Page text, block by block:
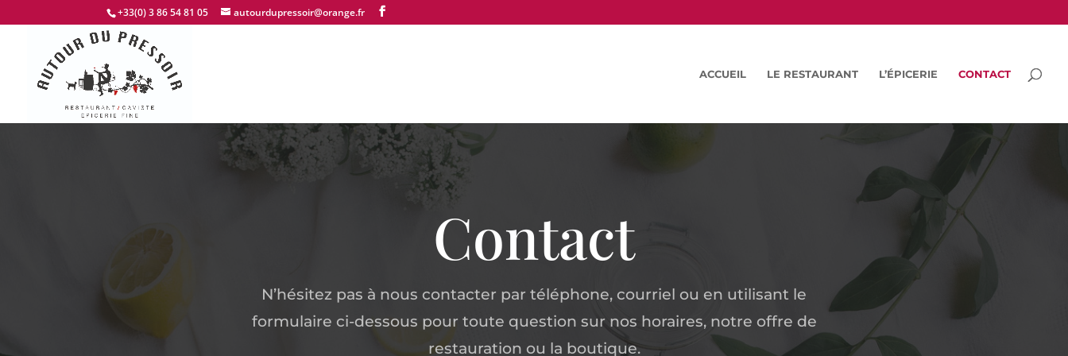
+33(0) 3 86 54 81 05 autourdupressoir@orange.fr
ACCUEIL LE RESTAURANT L’ÉPICERIE CONTACT
Contact
N’hésitez pas à nous contacter par téléphone, courriel ou en utilisant le
formulaire ci-dessous pour toute question sur nos horaires, notre offre de
restauration ou la boutique.